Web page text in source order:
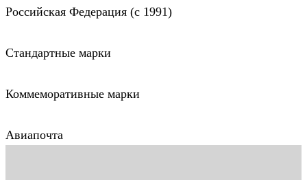
Российская Федерация (c 1991)
Стандартные марки
Коммеморативные марки
Авиапочта